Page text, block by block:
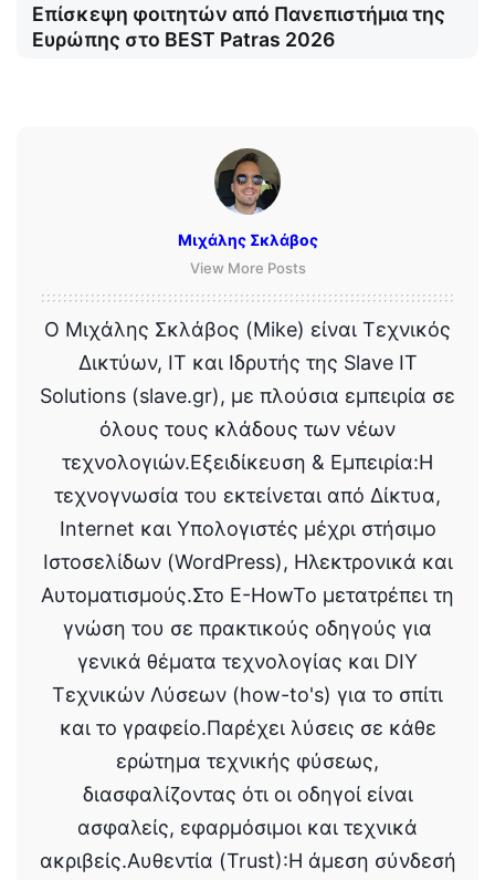
Επίσκεψη φοιτητών από Πανεπιστήμια της
Ευρώπης στο BEST Patras 2026
Μιχάλης Σκλάβος
View More Posts
Ο Μιχάλης Σκλάβος (Mike) είναι Τεχνικός
Δικτύων, IT και Ιδρυτής της Slave IT
Solutions (slave.gr), με πλούσια εμπειρία σε
όλους τους κλάδους των νέων
τεχνολογιών.Εξειδίκευση & Εμπειρία:Η
τεχνογνωσία του εκτείνεται από Δίκτυα,
Internet και Υπολογιστές μέχρι στήσιμο
Ιστοσελίδων (WordPress), Ηλεκτρονικά και
Αυτοματισμούς.Στο E-HowTo μετατρέπει τη
γνώση του σε πρακτικούς οδηγούς για
γενικά θέματα τεχνολογίας και DIY
Τεχνικών Λύσεων (how-to's) για το σπίτι
και το γραφείο.Παρέχει λύσεις σε κάθε
ερώτημα τεχνικής φύσεως,
διασφαλίζοντας ότι οι οδηγοί είναι
ασφαλείς, εφαρμόσιμοι και τεχνικά
ακριβείς.Αυθεντία (Trust):Η άμεση σύνδεσή